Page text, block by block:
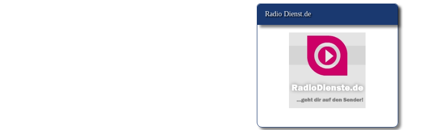
Radio Dienst.de